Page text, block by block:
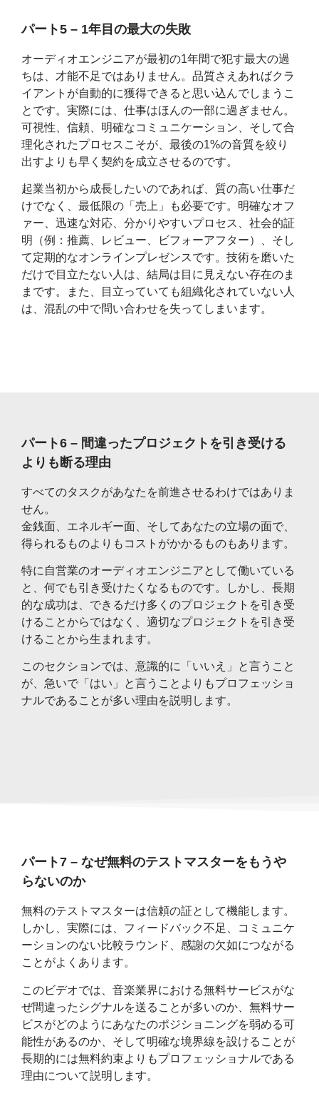
パート5 – 1年目の最大の失敗
オーディオエンジニアが最初の1年間で犯す最大の過
ちは、才能不足ではありません。品質さえあればクラ
イアントが自動的に獲得できると思い込んでしまうこ
とです。実際には、仕事はほんの一部に過ぎません。
可視性、信頼、明確なコミュニケーション、そして合
理化されたプロセスこそが、最後の1%の音質を絞り
出すよりも早く契約を成立させるのです。
起業当初から成長したいのであれば、質の高い仕事だ
けでなく、最低限の「売上」も必要です。明確なオフ
ァー、迅速な対応、分かりやすいプロセス、社会的証
明（例：推薦、レビュー、ビフォーアフター）、そし
て定期的なオンラインプレゼンスです。技術を磨いた
だけで目立たない人は、結局は目に見えない存在のま
まです。また、目立っていても組織化されていない人
は、混乱の中で問い合わせを失ってしまいます。
パート6 – 間違ったプロジェクトを引き受ける
よりも断る理由
すべてのタスクがあなたを前進させるわけではありま
せん。
金銭面、エネルギー面、そしてあなたの立場の面で、
得られるものよりもコストがかかるものもあります。
特に自営業のオーディオエンジニアとして働いている
と、何でも引き受けたくなるものです。しかし、長期
的な成功は、できるだけ多くのプロジェクトを引き受
けることからではなく、適切なプロジェクトを引き受
けることから生まれます。
このセクションでは、意識的に「いいえ」と言うこと
が、急いで「はい」と言うことよりもプロフェッショ
ナルであることが多い理由を説明します。
パート7 – なぜ無料のテストマスターをもうや
らないのか
無料のテストマスターは信頼の証として機能します。
しかし、実際には、フィードバック不足、コミュニケ
ーションのない比較ラウンド、感謝の欠如につながる
ことがよくあります。
このビデオでは、音楽業界における無料サービスがな
ぜ間違ったシグナルを送ることが多いのか、無料サー
ビスがどのようにあなたのポジショニングを弱める可
能性があるのか​​、そして明確な境界線を設けることが
長期的には無料約束よりもプロフェッショナルである
理由について説明します。